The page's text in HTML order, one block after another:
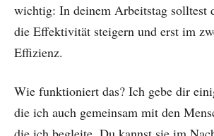
wichtig: In deinem Arbeitstag solltest
die Effektivität steigern und erst im
Effizienz.
Wie funktioniert das? Ich gebe dir
die ich auch gemeinsam mit den